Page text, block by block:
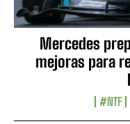
Mercedes
mejoras para
#NTF